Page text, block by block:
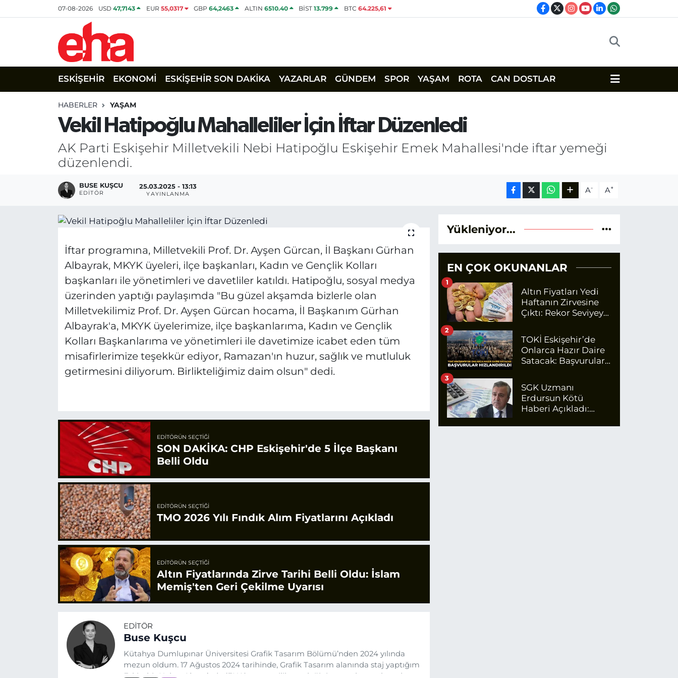
07-08-2026 USD47,7143 EUR 55,0317 GBP64,2463 ALTIN 6510.40 BİST13.799 BTC 64.225,61
ESKİŞEHİR EKONOMİ ESKİŞEHİR SON DAKİKA YAZARLAR GÜNDEM SPOR YAŞAM ROTA CAN DOSTLAR
HABERLER YAŞAM
Vekil Hatipoğlu Mahalleliler İçin İftar Düzenledi
AK Parti Eskişehir Milletvekili Nebi Hatipoğlu Eskişehir Emek Mahallesi'nde iftar yemeği
düzenlendi.
BUSE KUŞCU
EDITÖR
25.03.2025 - 13:13
YAYINLANMA A- A+
İftar programına, Milletvekili Prof. Dr. Ayşen Gürcan, İl Başkanı Gürhan
Albayrak, MKYK üyeleri, ilçe başkanları, Kadın ve Gençlik Kolları
başkanları ile yönetimleri ve davetliler katıldı. Hatipoğlu, sosyal medya
üzerinden yaptığı paylaşımda "Bu güzel akşamda bizlerle olan
Milletvekilimiz Prof. Dr. Ayşen Gürcan hocama, İl Başkanım Gürhan
Albayrak'a, MKYK üyelerimize, ilçe başkanlarıma, Kadın ve Gençlik
Kolları Başkanlarıma ve yönetimleri ile davetimize icabet eden tüm
misafirlerimize teşekkür ediyor, Ramazan'ın huzur, sağlık ve mutluluk
getirmesini diliyorum. Birlikteliğimiz daim olsun" dedi.
EDITÖRÜN SEÇTIĞI
SON DAKİKA: CHP Eskişehir'de 5 İlçe Başkanı
Belli Oldu
EDITÖRÜN SEÇTIĞI
TMO 2026 Yılı Fındık Alım Fiyatlarını Açıkladı
EDITÖRÜN SEÇTIĞI
Altın Fiyatlarında Zirve Tarihi Belli Oldu: İslam
Memiş'ten Geri Çekilme Uyarısı
EDITÖR
Buse Kuşcu
Kütahya Dumlupınar Üniversitesi Grafik Tasarım Bölümü’nden 2024 yılında
mezun oldum. 17 Ağustos 2024 tarihinde, Grafik Tasarım alanında staj yaptığım
Eskişehir Haber Ajansı’nda (EHA) gazetecilik mesleğinin temel unsurlarından
Yükleniyor...
EN ÇOK OKUNANLAR
Altın Fiyatları Yedi
Haftanın Zirvesine
Çıktı: Rekor Seviyeye
1
TOKİ Eskişehir’de
Onlarca Hazır Daire
Satacak: Başvurular
2
SGK Uzmanı
Erdursun Kötü
Haberi Açıkladı:
İçin Net Rakam
3